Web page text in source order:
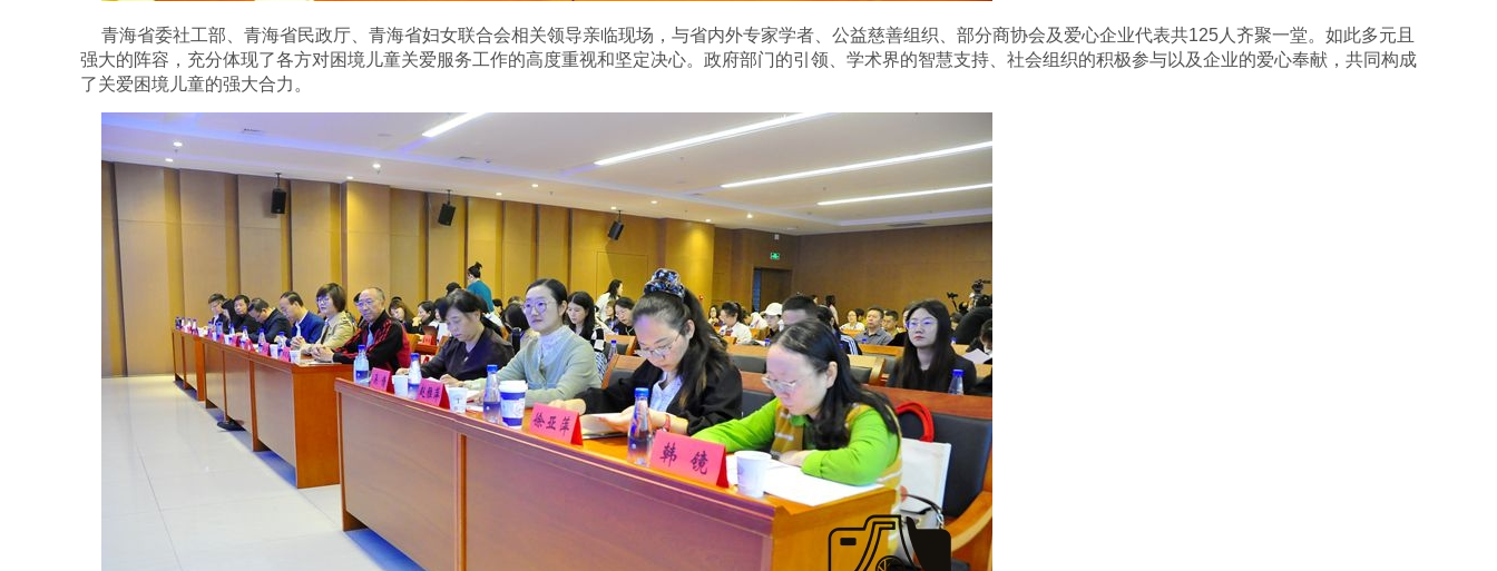
青海省委社工部、青海省民政厅、青海省妇女联合会相关领导亲临现场，与省内外专家学者、公益慈善组织、部分商协会及爱心企业代表共125人齐聚一堂。如此多元且
强大的阵容，充分体现了各方对困境儿童关爱服务工作的高度重视和坚定决心。政府部门的引领、学术界的智慧支持、社会组织的积极参与以及企业的爱心奉献，共同构成
了关爱困境儿童的强大合力。